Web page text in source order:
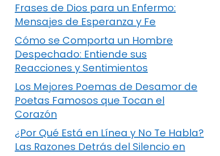
Frases de Dios para un Enfermo:
Mensajes de Esperanza y Fe
Cómo se Comporta un Hombre
Despechado: Entiende sus
Reacciones y Sentimientos
Los Mejores Poemas de Desamor de
Poetas Famosos que Tocan el
Corazón
¿Por Qué Está en Línea y No Te Habla?
Las Razones Detrás del Silencio en